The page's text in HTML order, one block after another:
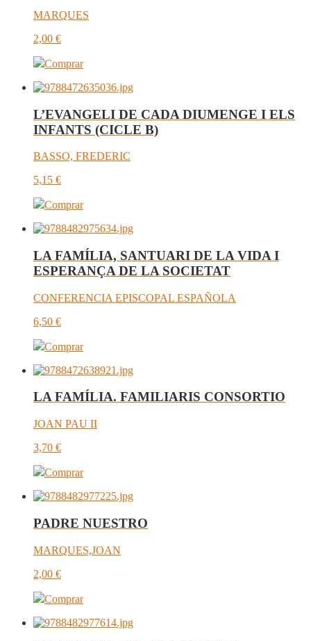
MARQUES
2,00 €
Comprar
L’EVANGELI DE CADA DIUMENGE I ELS
INFANTS (CICLE B)
BASSO, FREDERIC
5,15 €
Comprar
LA FAMÍLIA, SANTUARI DE LA VIDA I
ESPERANÇA DE LA SOCIETAT
CONFERENCIA EPISCOPAL ESPAÑOLA
6,50 €
Comprar
LA FAMÍLIA. FAMILIARIS CONSORTIO
JOAN PAU II
3,70 €
Comprar
PADRE NUESTRO
MARQUES,JOAN
2,00 €
Comprar